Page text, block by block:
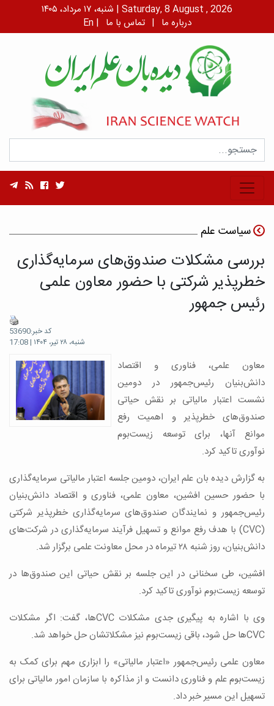
شنبه، ۱۷ مرداد، ۱۴۰۵ | Saturday, 8 August , 2026
En | درباره ما | تماس با ما
سیاست علم
بررسی مشکلات صندوق‌های سرمایه‌گذاری
خطرپذیر شرکتی با حضور معاون علمی
رئیس جمهور
کد خبر:53690
شنبه، ۲۸ تیر، ۱۴۰۴ | 17:08
معاون علمی، فناوری و اقتصاد
دانش‌بنیان رئیس‌جمهور در دومین
نشست اعتبار مالیاتی بر نقش حیاتی
صندوق‌های خطرپذیر و اهمیت رفع
موانع آنها، برای توسعه زیست‌بوم
نوآوری تاکید کرد.
به گزارش دیده بان علم ایران، دومین جلسه اعتبار مالیاتی سرمایه‌گذاری
با حضور حسین افشین، معاون علمی، فناوری و اقتصاد دانش‌بنیان
رئیس‌جمهور و نمایندگان صندوق‌های سرمایه‌گذاری خطرپذیر شرکتی
(CVC) با هدف رفع موانع و تسهیل فرآیند سرمایه‌گذاری در شرکت‌های
دانش‌بنیان، روز ‌شنبه ۲۸ تیرماه در محل معاونت علمی برگزار شد.
افشین، طی سخنانی در این جلسه بر نقش حیاتی این صندوق‌ها در
توسعه زیست‌بوم نوآوری تاکید کرد.
وی با اشاره به پیگیری جدی مشکلات CVCها، گفت: اگر مشکلات
CVCها حل شود، باقی زیست‌بوم نیز مشکلاتشان حل خواهد شد.
معاون علمی رئیس‌جمهور «اعتبار مالیاتی» را ابزاری مهم برای کمک به
زیست‌بوم علم و فناوری دانست و از مذاکره با سازمان امور مالیاتی برای
تسهیل این مسیر خبر داد.